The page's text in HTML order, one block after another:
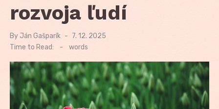
rozvoja ľudí
By Ján Gašparík
Posted
on
7. 12. 2025
Time to Read:
- words